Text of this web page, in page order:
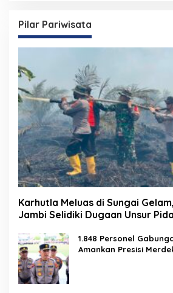
Pilar Pariwisata
Karhutla Meluas di Sungai
Jambi Selidiki Dugaan Unsur
1.848 Personel
Amankan Presisi